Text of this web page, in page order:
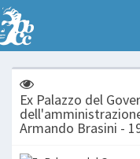
Ex Palazzo del
Armando Brasini -